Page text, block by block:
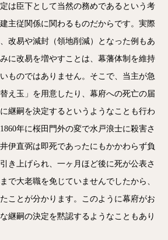
は臣下として当然の務めであるという考
主従関係に関わるものだからです。実際
改易や減封（領地削減）となった例もあ
に改易を増やすことは、幕藩体制を維持
ものではありません。そこで、当主が急
え玉」を用意したり、幕府への死亡の届
継嗣を決定するというようなことも行わ
年に桜田門外の変で水戸浪士に殺害さ
伊直弼は即死であったにもかかわらず負
き上げられ、一ヶ月ほど後に死が公表さ
で大老職を免じていませんでしたから、
ことが分かります。このように幕府がお
継嗣の決定を黙認するようなこともあり